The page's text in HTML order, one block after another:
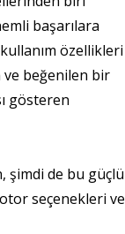
başarılara
özellikleri
ve beğenilen bir
gösteren
şimdi de bu güçlü
seçenekleri ve